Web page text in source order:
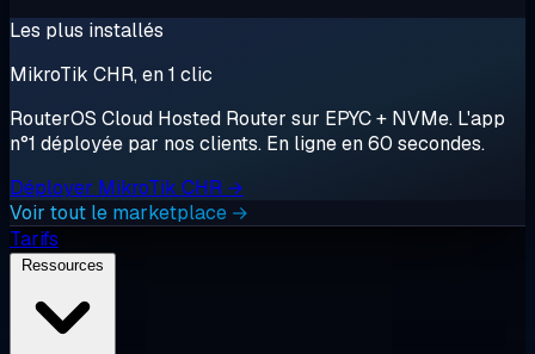
Les plus installés
MikroTik CHR, en 1 clic
RouterOS Cloud Hosted Router sur EPYC + NVMe. L'app
n°1 déployée par nos clients. En ligne en 60 secondes.
Déployer MikroTik CHR →
Voir tout le marketplace →
Tarifs